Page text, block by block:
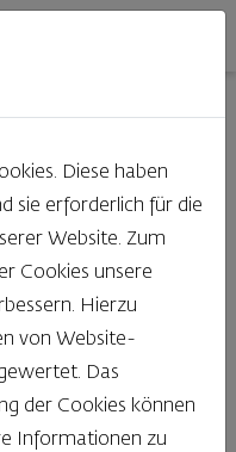
Diese haben
sie erforderlich für die
Website. Zum
Cookies unsere
Hierzu
von Website-
Das
der Cookies können
Informationen zu